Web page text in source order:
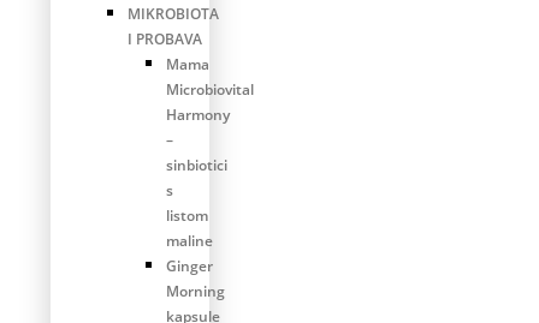
MIKROBIOTA
I PROBAVA
Mama
Microbiovital
Harmony
–
sinbiotici
s
listom
maline
Ginger
Morning
kapsule